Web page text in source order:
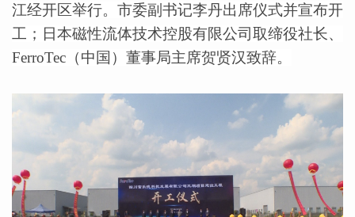
江经开区举行。市委副书记李丹出席仪式并宣布开
工；日本磁性流体技术控股有限公司取缔役社长、
FerroTec（中国）董事局主席贺贤汉致辞。